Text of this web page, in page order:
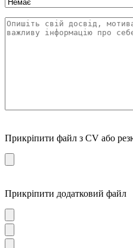
Прикріпити файл з CV або
Прикріпити додатковий файл